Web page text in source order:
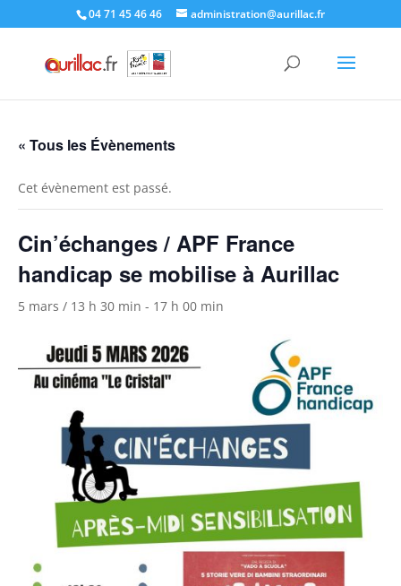
04 71 45 46 46 administration@aurillac.fr
« Tous les Évènements
Cet évènement est passé.
Cin’échanges / APF France
handicap se mobilise à Aurillac
5 mars / 13 h 30 min - 17 h 00 min